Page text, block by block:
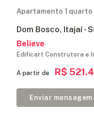
Apartamento 1
Dom Bosco, Itajaí -
Believe
Edificart Construtora e
A partir de R$
Enviar mensagem